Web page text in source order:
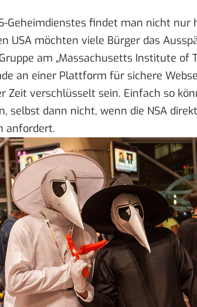
Geheimdienstes findet man nicht nur
USA möchten viele Bürger das
am „Massachusetts Institute of
an einer Plattform für sichere
Zeit verschlüsselt sein. Einfach so
selbst dann nicht, wenn die NSA
anfordert.